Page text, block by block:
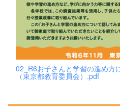
02_R6お子さんと学習の進め方
（東京都教育委員会）.pdf